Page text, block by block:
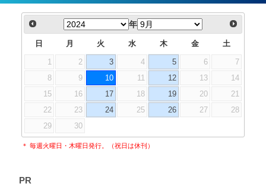
年
日 月 火 水 木 金 土
1 2 3 4 5 6
7
8
9 10 11 12 13
14
15
16 17 18 19 20
21
22
23 24 25 26 27
28
29
30
＊ 毎週火曜日・木曜日発行。（祝日は休刊）